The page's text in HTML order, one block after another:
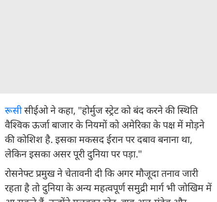
रूसी सीईओ ने कहा, "होर्मुज स्ट्रेट को बंद करने की स्थिति
वैश्विक ऊर्जा बाजार के नियमों को अमेरिका के पक्ष में मोड़ने
की कोशिश है. इसका मकसद ईरान पर दबाव बनाना था,
लेकिन इसका असर पूरी दुनिया पर पड़ा."
रोसनेफ्ट प्रमुख ने चेतावनी दी कि अगर मौजूदा तनाव जारी
रहता है तो दुनिया के अन्य महत्वपूर्ण समुद्री मार्ग भी जोखिम में